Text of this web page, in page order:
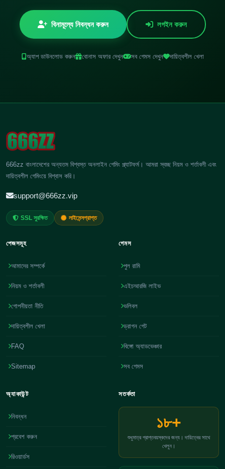
বিনামূল্যে নিবন্ধন করুন লগইন করুন
অ্যাপ ডাউনলোড করুন বোনাস অফার দেখুন সব গেমস দেখুন দায়িত্বশীল খেলা
666zz বাংলাদেশের অন্যতম বিশ্বস্ত অনলাইন গেমিং প্ল্যাটফর্ম। আমরা স্বচ্ছ নিয়ম ও শর্তাবলী এবং
দায়িত্বশীল গেমিংয়ে বিশ্বাস করি।
support@666zz.vip
SSL সুরক্ষিত লাইসেন্সপ্রাপ্ত
পেজসমূহ
আমাদের সম্পর্কে
নিয়ম ও শর্তাবলী
গোপনীয়তা নীতি
দায়িত্বশীল খেলা
FAQ
Sitemap
গেমস
পুল রামি
এইচআরজি লাইভ
ভলিবল
ড্রাগন গেট
বিঙ্গো অ্যাডভেঞ্চার
সব গেমস
অ্যাকাউন্ট
নিবন্ধন
প্রবেশ করুন
রিওয়ার্ডস
সতর্কতা
১৮+
শুধুমাত্র প্রাপ্তবয়স্কদের জন্য। দায়িত্বের সাথে
খেলুন।